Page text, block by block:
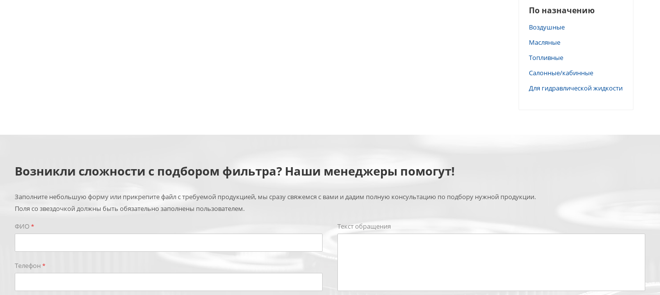
По назначению
Воздушные
Масляные
Топливные
Салонные/кабинные
Для гидравлической жидкости
Возникли сложности с подбором фильтра? Наши менеджеры помогут!
Заполните небольшую форму или прикрепите файл с требуемой продукцией, мы сразу свяжемся с вами и дадим полную консультацию по подбору нужной продукции.
Поля со звездочкой должны быть обязательно заполнены пользователем.
ФИО*
Телефон *
Текст обращения